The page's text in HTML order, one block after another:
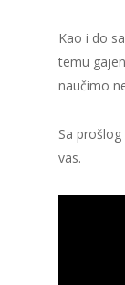
Kao i do
temu
naučimo
Sa
vas.